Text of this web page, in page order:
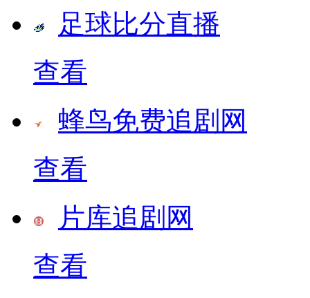
足球比分直播
查看
蜂鸟免费追剧网
查看
片库追剧网
查看